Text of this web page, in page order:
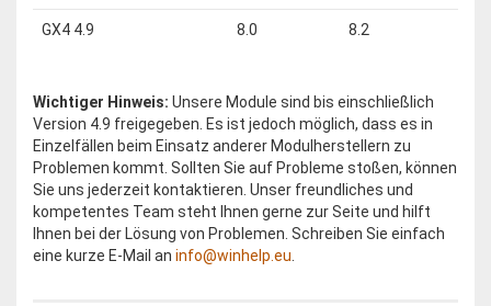
GX4 4.9 8.0 8.2
Wichtiger Hinweis: Unsere Module sind bis einschließlich
Version 4.9 freigegeben. Es ist jedoch möglich, dass es in
Einzelfällen beim Einsatz anderer Modulherstellern zu
Problemen kommt. Sollten Sie auf Probleme stoßen, können
Sie uns jederzeit kontaktieren. Unser freundliches und
kompetentes Team steht Ihnen gerne zur Seite und hilft
Ihnen bei der Lösung von Problemen. Schreiben Sie einfach
eine kurze E-Mail an info@winhelp.eu.